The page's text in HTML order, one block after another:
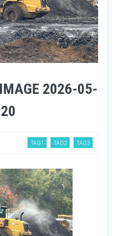
2026-05-
TAG1 TAG2 TAG3